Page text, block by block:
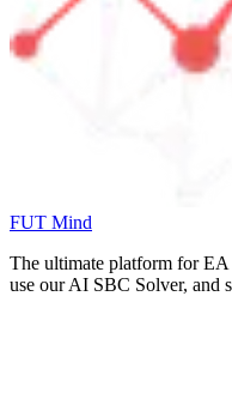
FUT Mind
The ultimate platform for EA
use our AI SBC Solver, and